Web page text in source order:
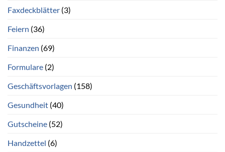
Faxdeckblätter (3)
Feiern (36)
Finanzen (69)
Formulare (2)
Geschäftsvorlagen (158)
Gesundheit (40)
Gutscheine (52)
Handzettel (6)